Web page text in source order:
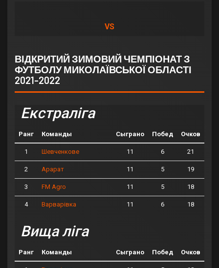
VS
ВІДКРИТИЙ ЗИМОВИЙ ЧЕМПІОНАТ З
ФУТБОЛУ МИКОЛАЇВСЬКОЇ ОБЛАСТІ
2021-2022
Екстраліга
Ранг Команды Сыграно Побед Очков
1 Шевченкове 11 6 21
2 Арарат 11 5 19
3 FM Agro 11 5 18
4 Варварівка 11 6 18
Вища ліга
Ранг Команды Сыграно Побед Очков